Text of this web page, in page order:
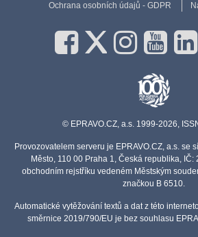
Ochrana osobních údajů - GDPR
© EPRAVO.CZ, a.s. 1999-2026,
Provozovatelem serveru je EPRAVO.CZ, a.s. se
Město, 110 00 Praha 1, Česká republika,
obchodním rejstříku vedeném Městským
značkou B 6510.
Automatické vytěžování textů a dat z této
směrnice 2019/790/EU je bez souhlasu